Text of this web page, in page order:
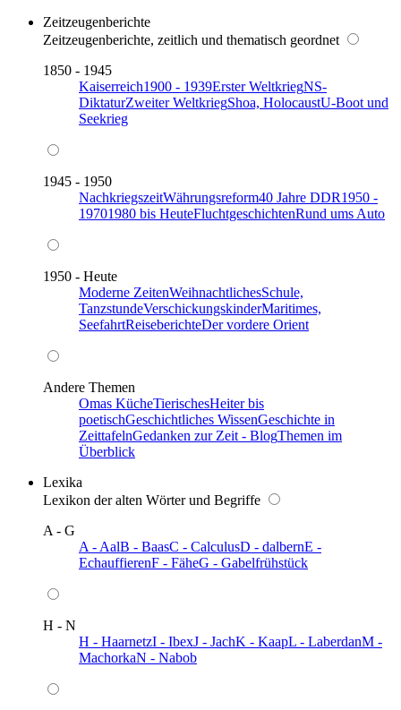
Zeitzeugenberichte
Zeitzeugenberichte, zeitlich und thematisch geordnet
1850 - 1945
Kaiserreich1900 - 1939Erster WeltkriegNS-
DiktaturZweiter WeltkriegShoa, HolocaustU-Boot und
Seekrieg
1945 - 1950
NachkriegszeitWährungsreform40 Jahre DDR1950 -
19701980 bis HeuteFluchtgeschichtenRund ums Auto
1950 - Heute
Moderne ZeitenWeihnachtlichesSchule,
TanzstundeVerschickungskinderMaritimes,
SeefahrtReiseberichteDer vordere Orient
Andere Themen
Omas KücheTierischesHeiter bis
poetischGeschichtliches WissenGeschichte in
ZeittafelnGedanken zur Zeit - BlogThemen im
Überblick
Lexika
Lexikon der alten Wörter und Begriffe
A - G
A - AalB - BaasC - CalculusD - dalbernE -
EchauffierenF - FäheG - Gabelfrühstück
H - N
H - HaarnetzI - IbexJ - JachK - KaapL - LaberdanM -
MachorkaN - Nabob